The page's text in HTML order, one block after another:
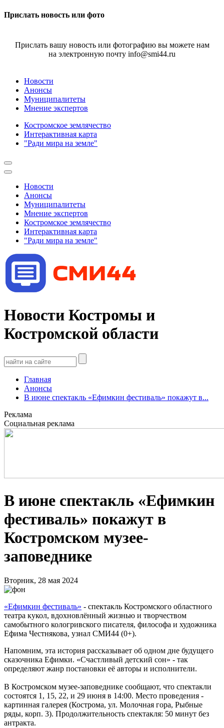
Прислать новость или фото
Прислать вашу новость или фотографию вы можете нам
на электронную почту info@smi44.ru
Новости
Анонсы
Муниципалитеты
Мнение экспертов
Костромское землячество
Интерактивная карта
"Ради мира на земле"
Новости
Анонсы
Муниципалитеты
Мнение экспертов
Костромское землячество
Интерактивная карта
"Ради мира на земле"
Новости Костромы и
Костромской области
Главная
Анонсы
В июне спектакль «Ефимкин фестиваль» покажут в...
Реклама
Социальная реклама
В июне спектакль «Ефимкин
фестиваль» покажут в
Костромском музее-
заповеднике
Вторник, 28 мая 2024
«Ефимкин фестиваль» - спектакль Костромского областного
театра кукол, вдохновлённый жизнью и творчеством
самобытного кологривского писателя, философа и художника
Ефима Честнякова, узнал СМИ44 (0+).
Напомним, эта история рассказывает об одном дне будущего
сказочника Ефимки. «Счастливый детский сон» - так
определяют жанр постановки её авторы и исполнители.
В Костромском музее-заповеднике сообщают, что спектакли
состоятся 1, 15, 22, и 29 июня в 14:00. Место проведения -
картинная галерея (Кострома, ул. Молочная гора, Рыбные
ряды, корп. 3). Продолжительность спектакля: 50 минут без
антракта.